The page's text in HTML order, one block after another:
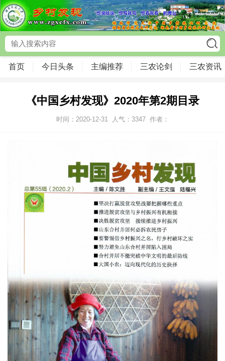
首页 今日头条 主编推荐 三农论剑 三农资讯
《中国乡村发现》2020年第2期目录
时间：2020-12-31 人气： 3347 作者：